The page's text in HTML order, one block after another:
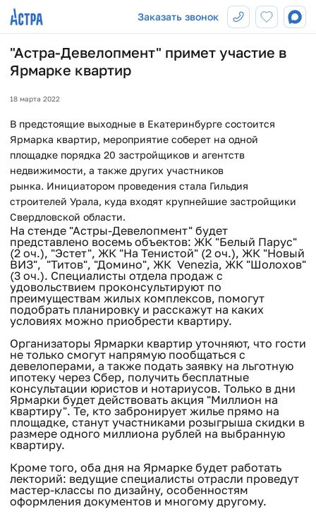
Заказать звонок
"Астра-Девелопмент" примет участие в
Ярмарке квартир
18 марта 2022
В предстоящие выходные в Екатеринбурге состоится
Ярмарка квартир, мероприятие соберет на одной
площадке порядка 20 застройщиков и агентств
недвижимости, а также других участников
рынка. Инициатором проведения стала Гильдия
строителей Урала, куда входят крупнейшие застройщики
Свердловской области.
На стенде "Астры-Девелопмент" будет
представлено восемь объектов: ЖК "Белый Парус"
(2 оч.), "Эстет", ЖК "На Тенистой" (2 оч.), ЖК "Новый
ВИЗ", "Титов", "Домино", ЖК Venezia, ЖК "Шолохов"
(3 оч.). Специалисты отдела продаж с
удовольствием проконсультируют по
преимуществам жилых комплексов, помогут
подобрать планировку и расскажут на каких
условиях можно приобрести квартиру.
Организаторы Ярмарки квартир уточняют, что гости
не только смогут напрямую пообщаться с
девелоперами, а также подать заявку на льготную
ипотеку через Сбер, получить бесплатные
консультации юристов и нотариусов. Только в дни
Ярмарки будет действовать акция "Миллион на
квартиру". Те, кто забронирует жилье прямо на
площадке, станут участниками розыгрыша скидки в
размере одного миллиона рублей на выбранную
квартиру.
Кроме того, оба дня на Ярмарке будет работать
лекторий: ведущие специалисты отрасли проведут
мастер-классы по дизайну, особенностям
оформления документов и многому другому.